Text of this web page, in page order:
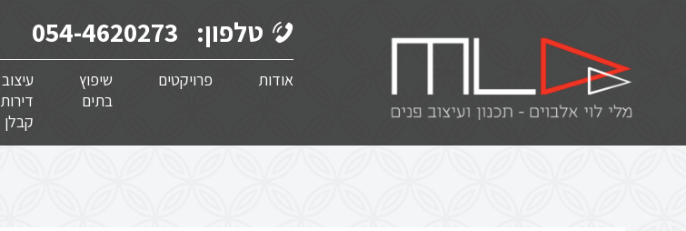
טלפון: 054-4620273
אודות פרויקטים
שיפוץ
בתים
עיצוב
דירות
קבלן